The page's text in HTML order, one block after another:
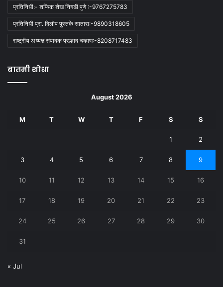
प्रतिनिधी:- शफिक शेख निगडी पुणे :-9767275783
प्रतिनिधी प्रा. दिलीप पुस्तके सातारा:-9890318605
राष्ट्रीय अध्यक्ष संपादक प्रल्हाद चव्हाण:-8208717483
बातमी शोधा
August 2026
M T W T F S S
1 2
3 4 5 6 7 8 9
10 11 12 13 14 15 16
17 18 19 20 21 22 23
24 25 26 27 28 29 30
31
« Jul